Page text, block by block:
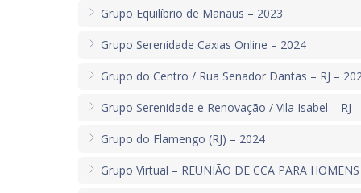
Grupo Equilíbrio de Manaus – 2023
Grupo Serenidade Caxias Online – 2024
Grupo do Centro / Rua Senador Dantas – RJ –
Grupo Serenidade e Renovação / Vila Isabel – RJ
Grupo do Flamengo (RJ) – 2024
Grupo Virtual – REUNIÃO DE CCA PARA